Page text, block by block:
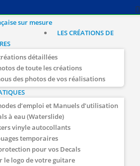
sur mesure
LES CRÉATIONS DE
détaillées
de toute les créations
des photos de vos réalisations
d’emploi et Manuels d’utilisation
à eau (Waterslide)
vinyle autocollants
temporaires
pour vos Decals
le logo de votre guitare